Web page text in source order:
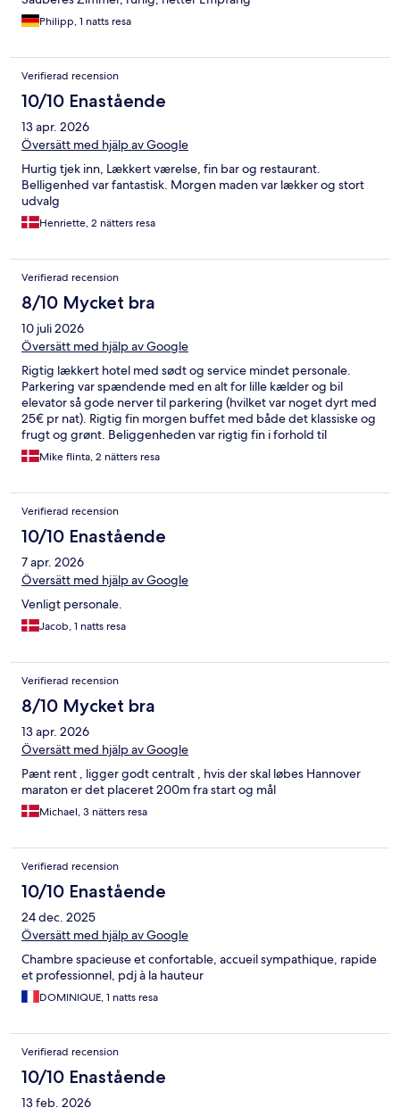
Philipp, 1 natts resa
Verifierad recension
10/10 Enastående
13 apr. 2026
Översätt med hjälp av Google
Hurtig tjek inn, Lækkert værelse, fin bar og restaurant.
Belligenhed var fantastisk. Morgen maden var lækker og stort
udvalg
Henriette, 2 nätters resa
Verifierad recension
8/10 Mycket bra
10 juli 2026
Översätt med hjälp av Google
Rigtig lækkert hotel med sødt og service mindet personale.
Parkering var spændende med en alt for lille kælder og bil
elevator så gode nerver til parkering (hvilket var noget dyrt med
25€ pr nat). Rigtig fin morgen buffet med både det klassiske og
frugt og grønt. Beliggenheden var rigtig fin i forhold til
centrum(tror jeg🙂) De skriver de har fitness faciliteter... det er
at overdrive det en smule. 2 ro maskine og 2 cykler samt en
rigtig god oplevelse for mig og min familie
Mike flinta, 2 nätters resa
Verifierad recension
10/10 Enastående
7 apr. 2026
Översätt med hjälp av Google
Venligt personale.
Jacob, 1 natts resa
Verifierad recension
8/10 Mycket bra
13 apr. 2026
Översätt med hjälp av Google
Pænt rent , ligger godt centralt , hvis der skal løbes Hannover
maraton er det placeret 200m fra start og mål
Michael, 3 nätters resa
Verifierad recension
10/10 Enastående
24 dec. 2025
Översätt med hjälp av Google
Chambre spacieuse et confortable, accueil sympathique, rapide
et professionnel, pdj à la hauteur
DOMINIQUE, 1 natts resa
Verifierad recension
10/10 Enastående
13 feb. 2026